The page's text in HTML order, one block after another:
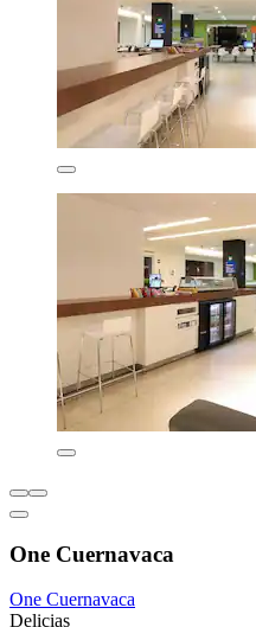
One Cuernavaca
One Cuernavaca
Delicias